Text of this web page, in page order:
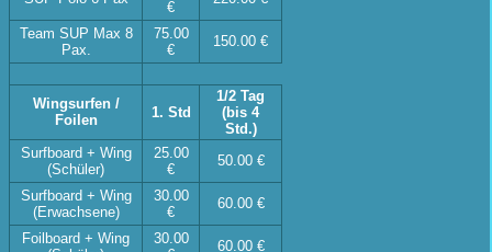
€
Team SUP Max 8
Pax.
75.00
€
150.00 €
Wingsurfen /
Foilen
1. Std
1/2 Tag
(bis 4
Std.)
Surfboard + Wing
(Schüler)
25.00
€
50.00 €
Surfboard + Wing
(Erwachsene)
30.00
€
60.00 €
Foilboard + Wing
30.00
60.00 €